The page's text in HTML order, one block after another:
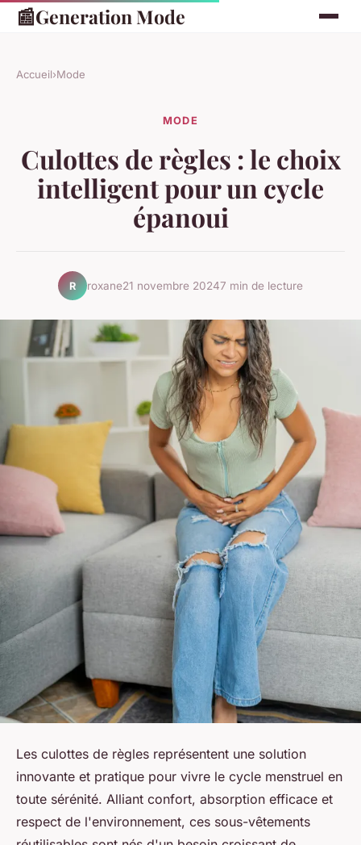
📰Generation Mode
Accueil›Mode
MODE
Culottes de règles : le choix
intelligent pour un cycle
épanoui
R roxane21 novembre 20247 min de lecture
Les culottes de règles représentent une solution
innovante et pratique pour vivre le cycle menstruel en
toute sérénité. Alliant confort, absorption efficace et
respect de l'environnement, ces sous-vêtements